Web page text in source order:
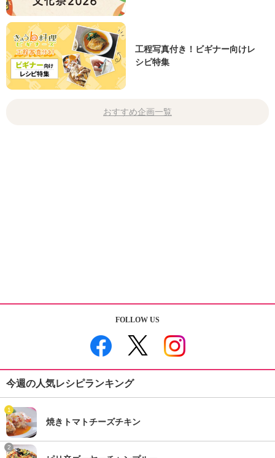
工程写真付き！ビギナー向けレ
シピ特集
おすすめ企画一覧
FOLLOW US
今週の人気レシピランキング
1
焼きトマトチーズチキン
2